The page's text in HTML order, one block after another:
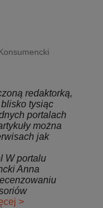
redaktorką,
tysiąc
portalach
można
jak
W portalu
Anna
>